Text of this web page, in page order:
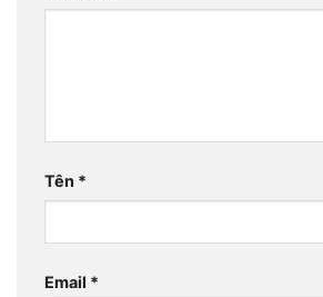
Tên *
Email *